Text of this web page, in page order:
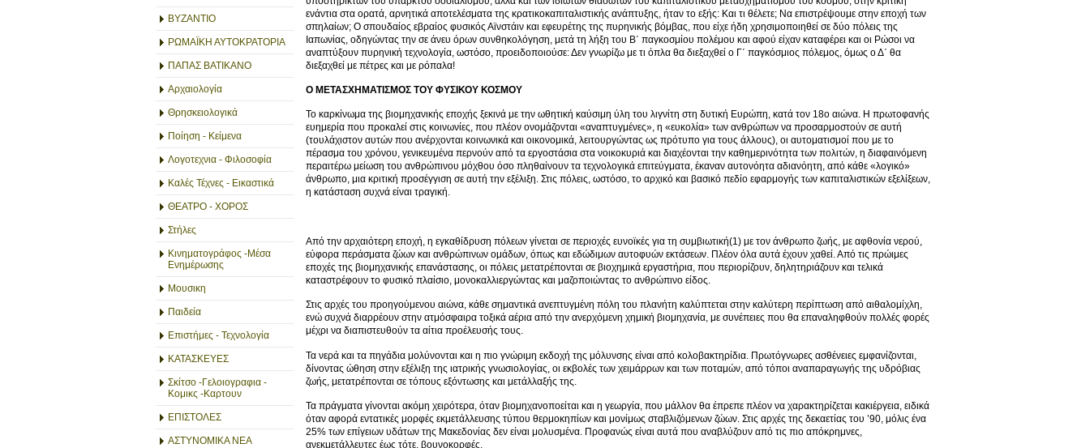
ΒΥΖΑΝΤΙΟ
ΡΩΜΑΪΚΗ ΑΥΤΟΚΡΑΤΟΡΙΑ
ΠΑΠΑΣ ΒΑΤΙΚΑΝΟ
Αρχαιολογία
Θρησκειολογικά
Ποίηση - Κείμενα
Λογοτεχνια - Φιλοσοφία
Καλές Τέχνες - Εικαστικά
ΘΕΑΤΡΟ - ΧΟΡΟΣ
Στήλες
Κινηματογράφος -Μέσα
Ενημέρωσης
Μουσικη
Παιδεία
Επιστήμες - Τεχνολογία
ΚΑΤΑΣΚΕΥΕΣ
Σκίτσο -Γελοιογραφια -
Κομικς -Καρτουν
ΕΠΙΣΤΟΛΕΣ
ΑΣΤΥΝΟΜΙΚΑ ΝΕΑ
ενάντια στα ορατά, αρνητικά αποτελέσματα της κρατικοκαπιταλιστικής ανάπτυξης, ήταν το εξής: Και τι θέλετε; Να επιστρέψουμε στην εποχή των
σπηλαίων; Ο σπουδαίος εβραίος φυσικός Αϊνστάιν και εφευρέτης της πυρηνικής βόμβας, που είχε ήδη χρησιμοποιηθεί σε δύο πόλεις της
Ιαπωνίας, οδηγώντας την σε άνευ όρων συνθηκολόγηση, μετά τη λήξη του Β΄ παγκοσμίου πολέμου και αφού είχαν καταφέρει και οι Ρώσοι να
αναπτύξουν πυρηνική τεχνολογία, ωστόσο, προειδοποιούσε: Δεν γνωρίζω με τι όπλα θα διεξαχθεί ο Γ΄ παγκόσμιος πόλεμος, όμως ο Δ΄ θα
διεξαχθεί με πέτρες και με ρόπαλα!
Ο ΜΕΤΑΣΧΗΜΑΤΙΣΜΟΣ ΤΟΥ ΦΥΣΙΚΟΥ ΚΟΣΜΟΥ
Το καρκίνωμα της βιομηχανικής εποχής ξεκινά με την ωθητική καύσιμη ύλη του λιγνίτη στη δυτική Ευρώπη, κατά τον 18ο αιώνα. Η πρωτοφανής
ευημερία που προκαλεί στις κοινωνίες, που πλέον ονομάζονται «αναπτυγμένες», η «ευκολία» των ανθρώπων να προσαρμοστούν σε αυτή
(τουλάχιστον αυτών που ανέρχονται κοινωνικά και οικονομικά, λειτουργώντας ως πρότυπο για τους άλλους), οι αυτοματισμοί που με το
πέρασμα του χρόνου, γενικευμένα περνούν από τα εργοστάσια στα νοικοκυριά και διαχέονται την καθημερινότητα των πολιτών, η διαφαινόμενη
περαιτέρω μείωση του ανθρώπινου μόχθου όσο πληθαίνουν τα τεχνολογικά επιτεύγματα, έκαναν αυτονόητα αδιανόητη, από κάθε «λογικό»
άνθρωπο, μια κριτική προσέγγιση σε αυτή την εξέλιξη. Στις πόλεις, ωστόσο, το αρχικό και βασικό πεδίο εφαρμογής των καπιταλιστικών εξελίξεων,
η κατάσταση συχνά είναι τραγική.
Από την αρχαιότερη εποχή, η εγκαθίδρυση πόλεων γίνεται σε περιοχές ευνοϊκές για τη συμβιωτική(1) με τον άνθρωπο ζωής, με αφθονία νερού,
εύφορα περάσματα ζώων και ανθρώπινων ομάδων, όπως και εδώδιμων αυτοφυών εκτάσεων. Πλέον όλα αυτά έχουν χαθεί. Από τις πρώιμες
εποχές της βιομηχανικής επανάστασης, οι πόλεις μετατρέπονται σε βιοχημικά εργαστήρια, που περιορίζουν, δηλητηριάζουν και τελικά
καταστρέφουν το φυσικό πλαίσιο, μονοκαλλιεργώντας και μαζοποιώντας το ανθρώπινο είδος.
Στις αρχές του προηγούμενου αιώνα, κάθε σημαντικά ανεπτυγμένη πόλη του πλανήτη καλύπτεται στην καλύτερη περίπτωση από αιθαλομίχλη,
ενώ συχνά διαρρέουν στην ατμόσφαιρα τοξικά αέρια από την ανερχόμενη χημική βιομηχανία, με συνέπειες που θα επαναληφθούν πολλές φορές
μέχρι να διαπιστευθούν τα αίτια προέλευσής τους.
Τα νερά και τα πηγάδια μολύνονται και η πιο γνώριμη εκδοχή της μόλυνσης είναι από κολοβακτηρίδια. Πρωτόγνωρες ασθένειες εμφανίζονται,
δίνοντας ώθηση στην εξέλιξη της ιατρικής γνωσιολογίας, οι εκβολές των χειμάρρων και των ποταμών, από τόποι αναπαραγωγής της υδρόβιας
ζωής, μετατρέπονται σε τόπους εξόντωσης και μετάλλαξής της.
Τα πράγματα γίνονται ακόμη χειρότερα, όταν βιομηχανοποείται και η γεωργία, που μάλλον θα έπρεπε πλέον να χαρακτηρίζεται κακιέργεια, ειδικά
όταν αφορά εντατικές μορφές εκμετάλλευσης τύπου θερμοκηπίων και μονίμως σταβλιζόμενων ζώων. Στις αρχές της δεκαετίας του ’90, μόλις ένα
25% των επίγειων υδάτων της Μακεδονίας δεν είναι μολυσμένα. Προφανώς είναι αυτά που αναβλύζουν από τις πιο απόκρημνες,
ανεκμετάλλευτες έως τότε, βουνοκορφές.